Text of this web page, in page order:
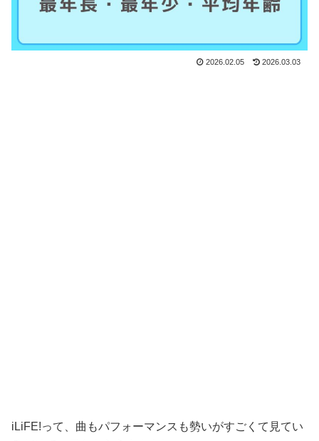
2026.02.05 2026.03.03
iLiFE!って、曲もパフォーマンスも勢いがすごくて見てい